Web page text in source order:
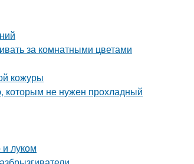
за комнатными цветами
кожуры
которым не нужен прохладный
луком